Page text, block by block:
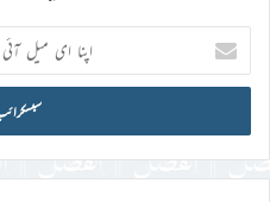
اپنا
ای
میل
ڈی
درج
کریں